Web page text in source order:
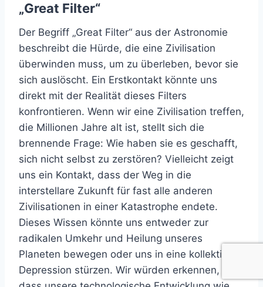
„Great Filter“
Der Begriff „Great Filter“ aus der Astronomie
beschreibt die Hürde, die eine Zivilisation
überwinden muss, um zu überleben, bevor sie
sich auslöscht. Ein Erstkontakt könnte uns
direkt mit der Realität dieses Filters
konfrontieren. Wenn wir eine Zivilisation treffen,
die Millionen Jahre alt ist, stellt sich die
brennende Frage: Wie haben sie es geschafft,
sich nicht selbst zu zerstören? Vielleicht zeigt
uns ein Kontakt, dass der Weg in die
interstellare Zukunft für fast alle anderen
Zivilisationen in einer Katastrophe endete.
Dieses Wissen könnte uns entweder zur
radikalen Umkehr und Heilung unseres
Planeten bewegen oder uns in eine kollektive
Depression stürzen. Wir würden erkennen,